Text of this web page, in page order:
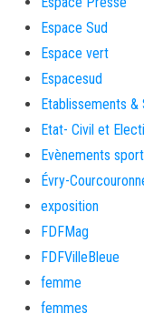
Espace Sud
Espace vert
Espacesud
Etablissements &
Etat- Civil et
Evènements
Évry-
exposition
FDFMag
FDFVilleBleue
femme
femmes